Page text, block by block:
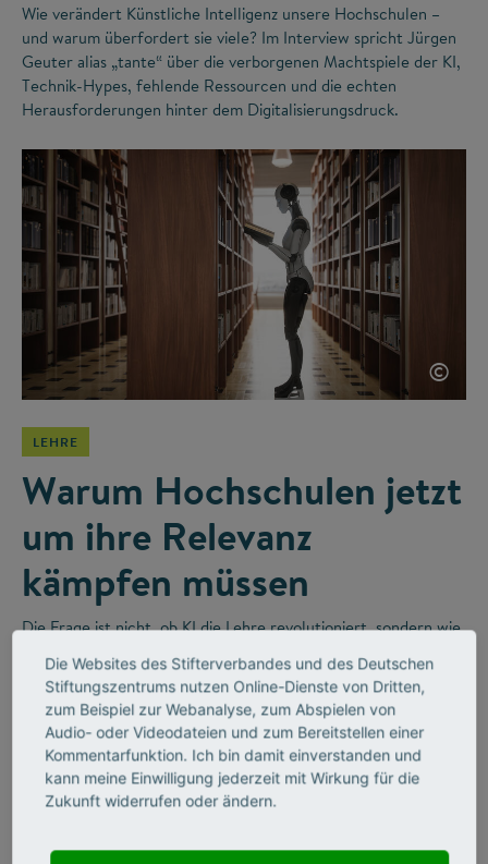
Wie verändert Künstliche Intelligenz unsere Hochschulen –
und warum überfordert sie viele? Im Interview spricht Jürgen
Geuter alias „tante“ über die verborgenen Machtspiele der KI,
Technik-Hypes, fehlende Ressourcen und die echten
Herausforderungen hinter dem Digitalisierungsdruck.
©
LEHRE
Warum Hochschulen jetzt
um ihre Relevanz
kämpfen müssen
Die Frage ist nicht, ob KI die Lehre revolutioniert, sondern wie
Religionswissenschaftler Bernhard Lange vom disruptiven
Wandel in Hochschulen und wie Unternehmen diesen
befeuern werden.
Die Websites des Stifterverbandes und des Deutschen
Stiftungszentrums nutzen Online-Dienste von Dritten,
zum Beispiel zur Webanalyse, zum Abspielen von
Audio- oder Videodateien und zum Bereitstellen einer
Kommentarfunktion. Ich bin damit einverstanden und
kann meine Einwilligung jederzeit mit Wirkung für die
Zukunft widerrufen oder ändern.